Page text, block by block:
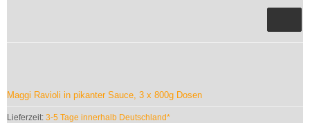
Maggi Ravioli in pikanter Sauce, 3 x 800g Dosen
Lieferzeit: 3-5 Tage innerhalb Deutschland*